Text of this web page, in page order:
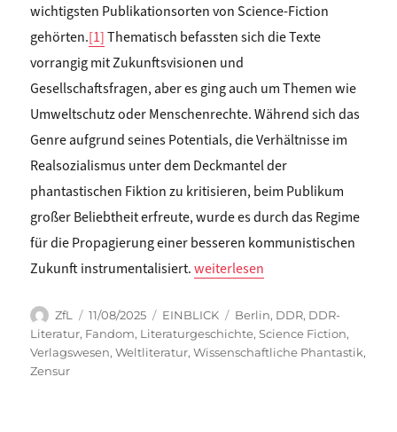
wichtigsten Publikationsorten von Science-Fiction
gehörten.[1]Thematisch befassten sich die Texte
vorrangig mit Zukunftsvisionen und
Gesellschaftsfragen, aber es ging auch um Themen wie
Umweltschutz oder Menschenrechte. Während sich das
Genre aufgrund seines Potentials, die Verhältnisse im
Realsozialismus unter dem Deckmantel der
phantastischen Fiktion zu kritisieren, beim Publikum
großer Beliebtheit erfreute, wurde es durch das Regime
für die Propagierung einer besseren kommunistischen
Zukunft instrumentalisiert.„Chiara Viceconti:
weiterlesen
Autor
ZfL
Veröffentlicht
am
11/08/2025 Kategorien
EINBLICK Schlagwörter
Berlin, DDR, DDR-
Literatur, Fandom, Literaturgeschichte,Science Fiction,
Verlagswesen,Weltliteratur,Wissenschaftliche Phantastik,
Zensur